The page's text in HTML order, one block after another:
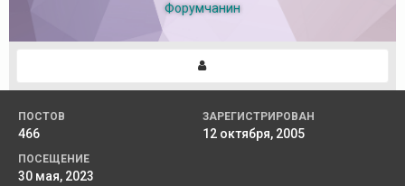
Форумчанин
ПОСТОВ
466
ЗАРЕГИСТРИРОВАН
12 октября, 2005
ПОСЕЩЕНИЕ
30 мая, 2023